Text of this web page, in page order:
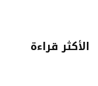
الأكثر قراءة